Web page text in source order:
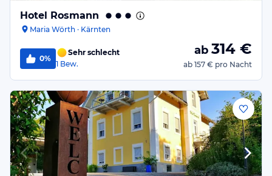
Hotel Rosmann
Maria Wörth · Kärnten
0%
Sehr schlecht
1 Bew.
ab 314 €
ab 157 € pro Nacht